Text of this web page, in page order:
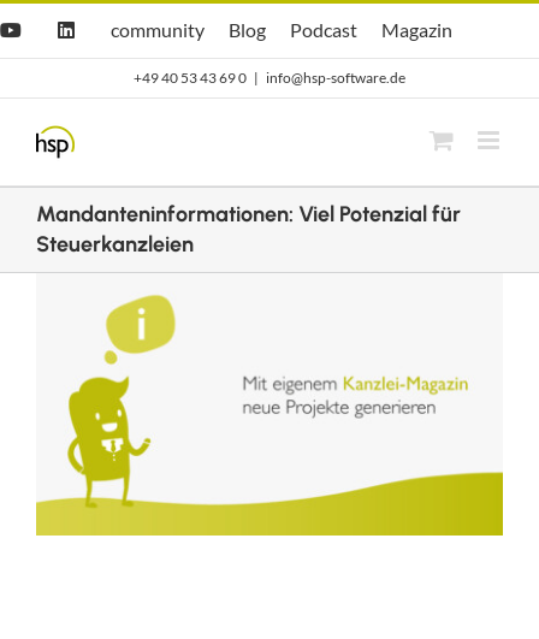
YouTubeLinkedIn
Hsp
community
community
hsp
Blog
Blog Opti.Cast
Podcast Opti.Mag
Magazin
+49 40 53 43 69 0 | info@hsp-software.de
Mandanteninformationen: Viel Potenzial für
Steuerkanzleien
grösseres